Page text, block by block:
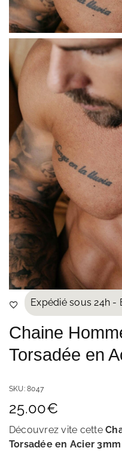
Expédié sous 24h -
Chaine
Torsadée en
SKU:8047
25.00€
Découvrez vite cette
Torsadée en Acier 3mm